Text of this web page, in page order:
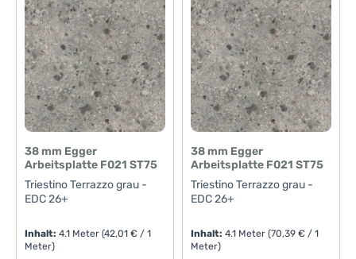
38 mm Egger
Arbeitsplatte F021 ST75
Triestino Terrazzo grau -
EDC 26+
Inhalt:4.1 Meter(42,01 € / 1
Meter)
38 mm Egger
Arbeitsplatte F021 ST75
Triestino Terrazzo grau -
EDC 26+
Inhalt:4.1 Meter(70,39 € / 1
Meter)